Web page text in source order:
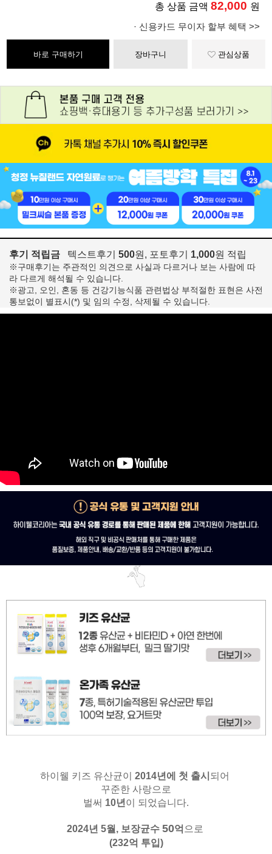
총 상품 금액 82,000 원
· 신용카드 무이자 할부 혜택 >>
바로 구매하기 장바구니 관심상품
후기 적립금 텍스트후기 500원, 포토후기 1,000원 적립
※구매후기는 주관적인 의견으로 사실과 다르거나 보는 사람에 따
라 다르게 해석될 수 있습니다.
※광고, 오인, 혼동 등 건강기능식품 관련법상 부적절한 표현은 사전
통보없이 별표시(*) 및 임의 수정, 삭제될 수 있습니다.
하이웰 키즈 유산균이 2014년에 첫 출시 되어
꾸준한 사랑으로
벌써 10년 이 되었습니다.
2024년 5월, 보장균수 50억 으로
(232억 투입)